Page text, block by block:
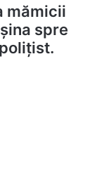
mămicii
spre